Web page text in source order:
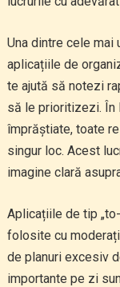
Una dintre cele
aplicațiile de
te ajută să notezi
să le prioritizezi. În
împrăștiate, toate
singur loc. Acest
imagine clară
Aplicațiile de tip
folosite cu
de planuri excesiv
importante pe zi